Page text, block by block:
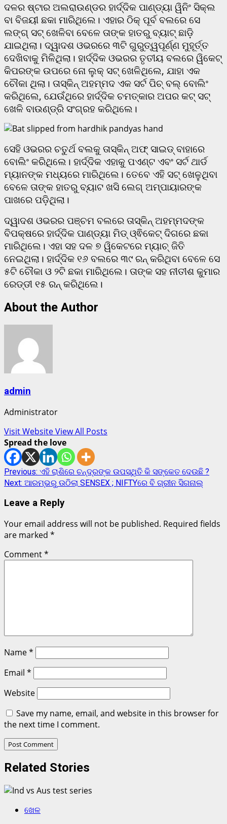
ଦଳର ଷ୍ଟାର ଅଲରାଉଣ୍ଡର ହାର୍ଦ୍ଦିକ ପାଣ୍ଡ୍ୟା ୱିନିଂ ସିକ୍ଲ
ବା ବିଜୟୀ ଛକା ମାରିଥିଲେ। ଏହାର ଠିକ୍ ପୂର୍ବ ବଲରେ ସେ
ଲଙ୍ଗ୍ ସଟ୍ ଖେଳିବା ବେଳେ ତାଙ୍କ ହାତରୁ ବ୍ୟାଟ୍ ଛାଡ଼ି
ଯାଇଥିଲା। ଦ୍ୱାଦଶ ଓଭରରେ ୩ଟି ଗୁରୁତ୍ୱପୂର୍ଣ୍ଣ ମୁହୂର୍ତ୍ତ
ଦେଖିବାକୁ ମିଳିଥିଲା। ହାର୍ଦ୍ଦିକ ଓଭରର ତୃତୀୟ ବଲରେ ୱିକେଟ୍
କିପରଙ୍କ ଉପରେ ନୋ ଲୁକ୍ ସଟ୍ ଖେଳିଥିଲେ, ଯାହା ଏକ
ଚୌକା ଥିଲା। ତାସ୍କିନ୍ ଅହମ୍ମଦ ଏକ ସର୍ଟ ପିଚ୍ ବଲ୍ ବୋଲିଂ
କରିଥିଲେ, ଯେଉଁଥିରେ ହାର୍ଦ୍ଦିକ ଚମତ୍କାର ଅପର କଟ୍ ସଟ୍
ଖେଳି ବାଉଣ୍ଡ୍ରି ସଂଗ୍ରହ କରିଥିଲେ।
ସେହି ଓଭରର ଚତୁର୍ଥ ବଲକୁ ତାସ୍କିନ୍ ଅଫ୍ ସାଇଡ୍ ବାହାରେ
ବୋଲିଂ କରିଥିଲେ। ହାର୍ଦ୍ଦିକ ଏହାକୁ ପଏଣ୍ଟ ଏବଂ ସର୍ଟ ଥାର୍ଡ
ମ୍ୟାନଙ୍କ ମଧ୍ୟରେ ମାରିଥିଲେ। ତେବେ ଏହି ସଟ୍ ଖେଳୁଥିବା
ବେଳେ ତାଙ୍କ ହାତରୁ ବ୍ୟାଟ ଖସି ଲେଗ୍ ଅମ୍ପାୟାରଙ୍କ
ପାଖରେ ପଡ଼ିଥିଲା।
ଦ୍ୱାଦଶ ଓଭରର ପଞ୍ଚମ ବଲରେ ତାସ୍କିନ୍ ଅହମ୍ମଦଙ୍କ
ବିପକ୍ଷରେ ହାର୍ଦ୍ଦିକ ପାଣ୍ଡ୍ୟା ମିଡ୍ ଓ୍ଵିକେଟ୍ ଦିଗରେ ଛକା
ମାରିଥିଲେ। ଏହା ସହ ଦଳ ୭ ୱିକେଟରେ ମ୍ୟାଚ୍ ଜିତି
ନେଇଥିଲା। ହାର୍ଦ୍ଦିକ ୧୬ ବଲରେ ୩୯ ରନ୍ କରିଥିବା ବେଳେ ସେ
୫ଟି ଚୌକା ଓ ୨ଟି ଛକା ମାରିଥିଲେ। ତାଙ୍କ ସହ ନୀତୀଶ କୁମାର
ରେଡ୍ଡୀ ୧୫ ରନ୍ କରିଥିଲେ।
About the Author
admin
Administrator
Visit WebsiteView All Posts
Spread the love
Post
navigation
Previous: ଏହି ରାଶିରେ ଚନ୍ଦ୍ରଙ୍କ ଉପସ୍ଥିତି କି ସଙ୍କେତ ଦେଉଛି ?
Next: ଆରମ୍ଭରୁ ଉଠିଲା SENSEX ; NIFTYରେ ବି ଗ୍ରୀନ ସିଗନାଲ୍
Leave a Reply
Your email address will not be published. Required fields
are marked *
Comment*
Name*
Email *
Website
Save my name, email, and website in this browser for
the next time I comment.
Related Stories
ଖେଳ